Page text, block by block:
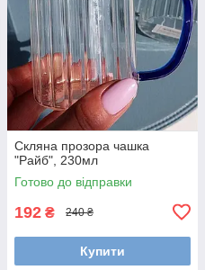
Скляна прозора чашка
"Райб", 230мл
Готово до відправки
192 ₴ 240 ₴
Купити